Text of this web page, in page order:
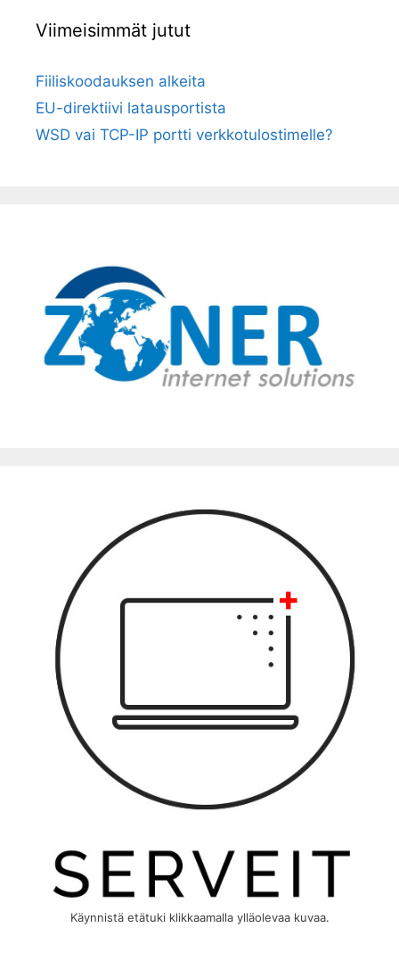
Viimeisimmät jutut
Fiiliskoodauksen alkeita
EU-direktiivi latausportista
WSD vai TCP-IP portti verkkotulostimelle?
Käynnistä etätuki klikkaamalla ylläolevaa kuvaa.